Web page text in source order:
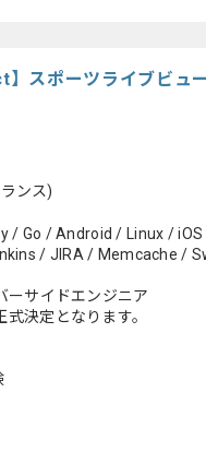
スポーツライブビュ
ンス)
/ Go / Android / Linux /
/ JIRA / Memcache /
ーサイドエンジニア
決定となります。